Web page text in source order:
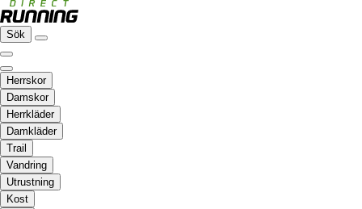
Sök
Herrskor
Damskor
Herrkläder
Damkläder
Trail
Vandring
Utrustning
Kost